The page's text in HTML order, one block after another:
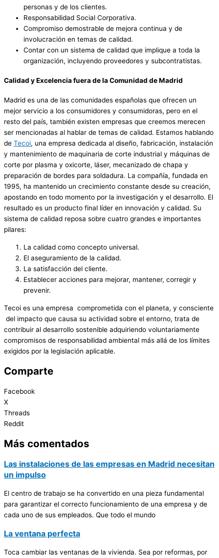
personas y de los clientes.
Responsabilidad Social Corporativa.
Compromiso demostrable de mejora continua y de
involucración en temas de calidad.
Contar con un sistema de calidad que implique a toda la
organización, incluyendo proveedores y subcontratistas.
Calidad y Excelencia fuera de la Comunidad de Madrid
Madrid es una de las comunidades españolas que ofrecen un
mejor servicio a los consumidores y consumidoras, pero en el
resto del país, también existen empresas que creemos merecen
ser mencionadas al hablar de temas de calidad. Estamos hablando
de Tecoi, una empresa dedicada al diseño, fabricación, instalación
y mantenimiento de maquinaria de corte industrial y máquinas de
corte por plasma y oxicorte, láser, mecanizado de chapa y
preparación de bordes para soldadura. La compañía, fundada en
1995, ha mantenido un crecimiento constante desde su creación,
apostando en todo momento por la investigación y el desarrollo. El
resultado es un producto final líder en innovación y calidad. Su
sistema de calidad reposa sobre cuatro grandes e importantes
pilares:
La calidad como concepto universal.
El aseguramiento de la calidad.
La satisfacción del cliente.
Establecer acciones para mejorar, mantener, corregir y
prevenir.
Tecoi es una empresa comprometida con el planeta, y consciente
del impacto que causa su actividad sobre el entorno, trata de
contribuir al desarrollo sostenible adquiriendo voluntariamente
compromisos de responsabilidad ambiental más allá de los límites
exigidos por la legislación aplicable.
Comparte
Facebook
X
Threads
Reddit
Más comentados
Las instalaciones de las empresas en Madrid necesitan
un impulso
El centro de trabajo se ha convertido en una pieza fundamental
para garantizar el correcto funcionamiento de una empresa y de
cada uno de sus empleados. Que todo el mundo
La ventana perfecta
Toca cambiar las ventanas de la vivienda. Sea por reformas, por